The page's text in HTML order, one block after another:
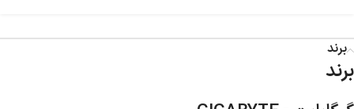
برند
برند